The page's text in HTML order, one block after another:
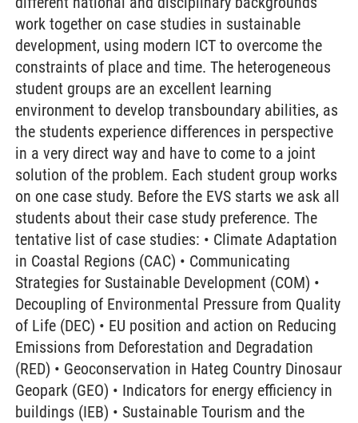
work together on case studies in sustainable
development, using modern ICT to overcome the
constraints of place and time. The heterogeneous
student groups are an excellent learning
environment to develop transboundary abilities, as
the students experience differences in perspective
in a very direct way and have to come to a joint
solution of the problem. Each student group works
on one case study. Before the EVS starts we ask all
students about their case study preference. The
tentative list of case studies: • Climate Adaptation
in Coastal Regions (CAC) • Communicating
Strategies for Sustainable Development (COM) •
Decoupling of Environmental Pressure from Quality
of Life (DEC) • EU position and action on Reducing
Emissions from Deforestation and Degradation
(RED) • Geoconservation in Hateg Country Dinosaur
Geopark (GEO) • Indicators for energy efficiency in
buildings (IEB) • Sustainable Tourism and the